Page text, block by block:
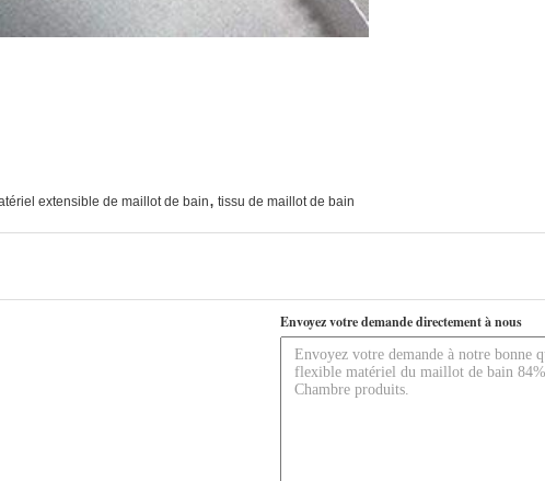
extensible de maillot de bain, tissu de maillot de bain
Envoyez votre demande directement à nous